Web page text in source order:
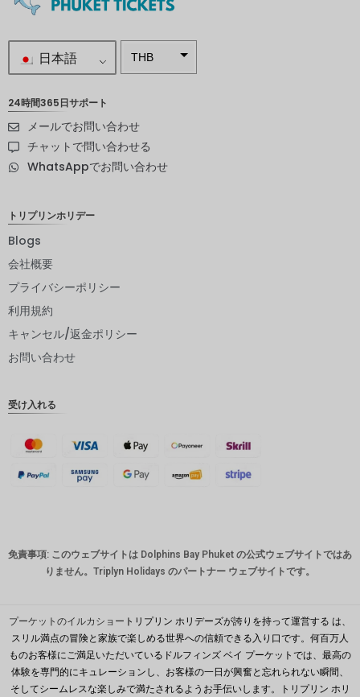
日本語 THB
スウェー
デンクロ
ーナ
ピー
ククロー
オースト
ラリアド
韓国ウォ
ン
人民元
台湾
24時間365日サポート
メールでお問い合わせ
チャットで問い合わせる
WhatsAppでお問い合わせ
トリプリンホリデー
Blogs
会社概要
プライバシーポリシー
利用規約
キャンセル/返金ポリシー
お問い合わせ
受け入れる
免責事項: このウェブサイトは Dolphins Bay Phuket の公式ウェブサイトではあ
りません。Triplyn Holidays のパートナー ウェブサイトです。
プーケットのイルカショー トリプリン ホリデーズが誇りを持って運営する は、
スリル満点の冒険と家族で楽しめる世界への信頼できる入り口です。何百万人
ものお客様にご満足いただいているドルフィンズ ベイ プーケットでは、最高の
体験を専門的にキュレーションし、お客様の一日が興奮と忘れられない瞬間、
そしてシームレスな楽しみで満たされるようお手伝いします。トリプリン ホリ